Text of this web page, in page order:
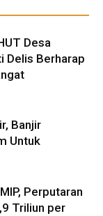
Desa
Delis Berharap
Banjir
Untuk
Perputaran
Triliun per